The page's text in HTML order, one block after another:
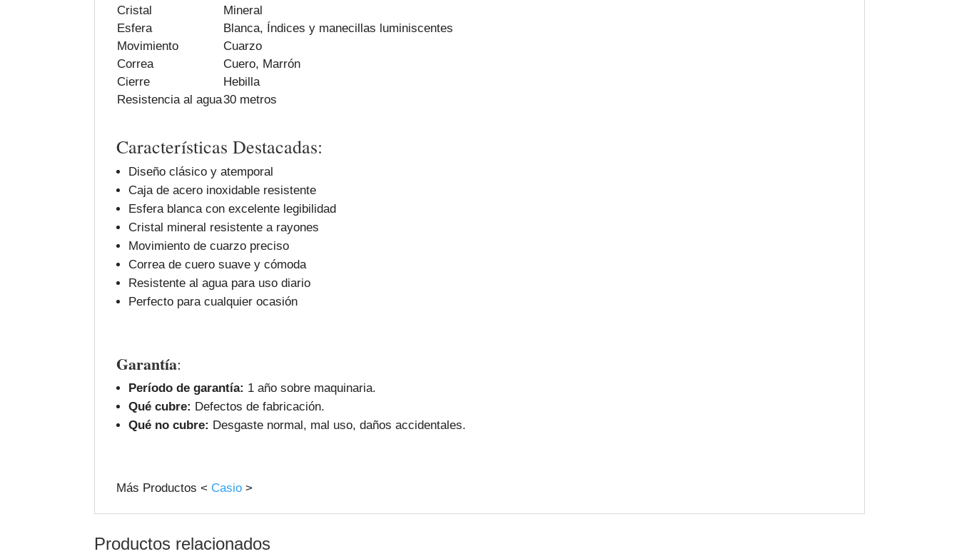
Cristal
Mineral
Esfera
Blanca, Índices y manecillas luminiscentes
Movimiento
Cuarzo
Correa
Cuero, Marrón
Cierre
Hebilla
Resistencia al agua30 metros
Características Destacadas:
Diseño clásico y atemporal
Caja de acero inoxidable resistente
Esfera blanca con excelente legibilidad
Cristal mineral resistente a rayones
Movimiento de cuarzo preciso
Correa de cuero suave y cómoda
Resistente al agua para uso diario
Perfecto para cualquier ocasión
Garantía:
Período de garantía: 1 año sobre maquinaria.
Qué cubre: Defectos de fabricación.
Qué no cubre: Desgaste normal, mal uso, daños accidentales.
Más Productos < Casio >
Productos relacionados